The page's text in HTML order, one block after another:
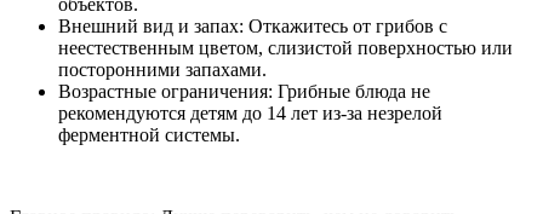
Внешний вид и запах: Откажитесь от грибов с
неестественным цветом, слизистой поверхностью или
посторонними запахами.
Возрастные ограничения: Грибные блюда не
рекомендуются детям до 14 лет из-за незрелой
ферментной системы.